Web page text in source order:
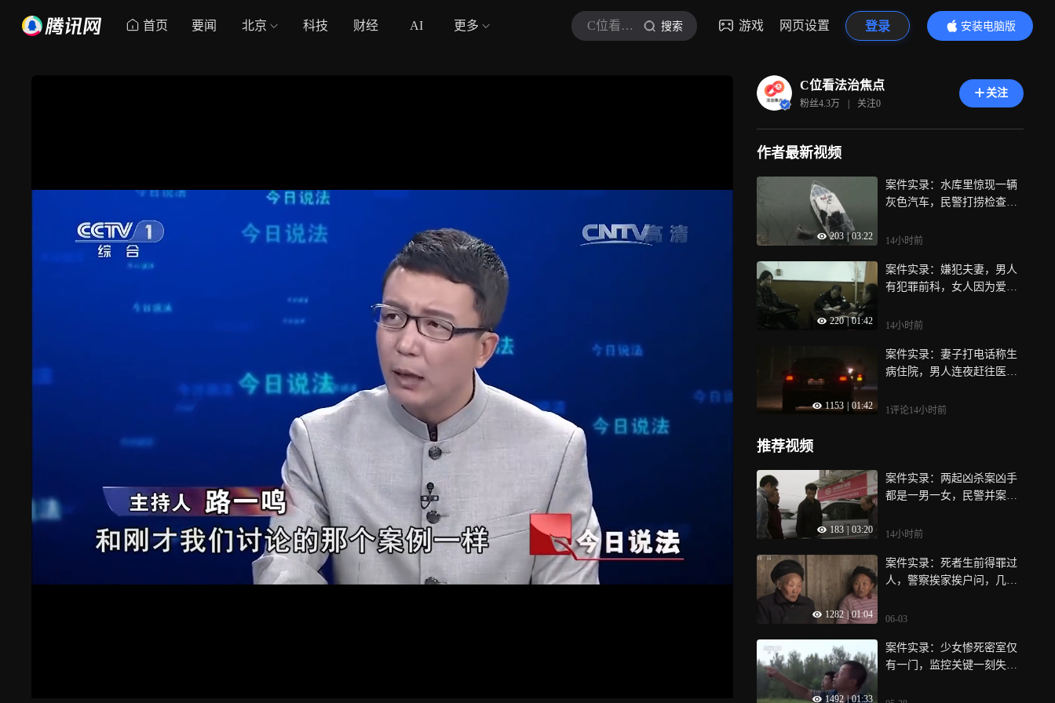
首页 要闻 北京 科技 财经 AI 更多 C位看法治焦点 搜索 游戏 网页设置 登录
安装电脑版
内容更精彩
C位看法治焦点
粉丝4.3万 | 关注0
关注
作者最新视频
203 | 03:22
案件实录：水库里惊现一辆
灰色汽车，民警打捞检查，
14小时前
220 | 01:42
案件实录：嫌犯夫妻，男人
有犯罪前科，女人因为爱不
14小时前
1153 01:42
案件实录：妻子打电话称生
病住院，男人连夜赶往医院
惨死
1评论14小时前
推荐视频
183 03:20
案件实录：两起凶杀案凶手
都是一男一女，民警并案调
14小时前
1282 01:04
案件实录：死者生前得罪过
人，警察挨家挨户问，几个
06-03
1492 | 01:33
案件实录：少女惨死密室仅
有一门，监控关键一刻失